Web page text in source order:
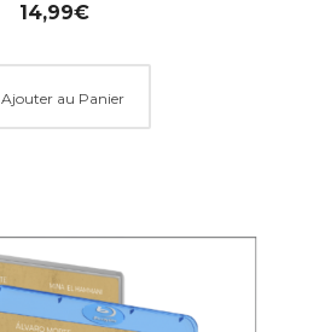
14,99€
Ajouter au Panier